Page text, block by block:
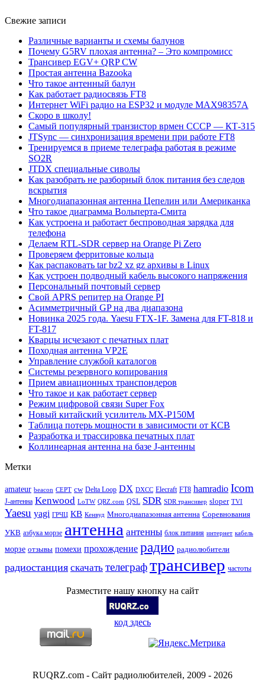
Свежие записи
Различные варианты и схемы балунов
Почему G5RV плохая антенна? – Это компромисс
Трансивер EGV+ QRP CW
Простая антенна Bazooka
Что такое антенный балун
Как работает радиосвязь FT8
Интернет WiFi радио на ESP32 и модуле MAX98357A
Скоро в школу!
Самый популярный транзистор врмен СССР — КТ-315
JTSync — синхронизация времени при работе FT8
Тренируемся в приеме телеграфа работая в режиме
SO2R
JTDX специальные сиволы
Как разобрать не разборный блок питания без следов
вскрытия
Многодиапазонная антенна Цепелин или Американка
Что такое диаграмма Вольперта-Смита
Как устроена и работает беспроводная зарядка для
телефона
Делаем RTL-SDR сервер на Orange Pi Zero
Проверяем ферритовые кольца
Как распаковать tar bz2 xz gz архивы в Linux
Как устроен подводный кабель высокого напряжения
Персональный почтовый сервер
Свой APRS репитер на Orange PI
Асимметричный GP на два диапазона
Новинка 2025 года. Yaesu FTX-1F. Замена для FT-818 и
FT-817
Кварцы исчезают с печатных плат
Походная антенна VP2E
Управление службой каталогов
Системы резервного копирования
Прием авиационных транспондеров
Что такое и как работает сервер
Режим цифровой связи Super Fox
Новый китайский усилитель MX-P150M
Таблица потерь мощности в зависимости от КСВ
Разработка и трассировка печатных плат
Коллинеарная антенна на базе J-антенны
Метки
amateur beacon CEPT cw Delta Loop DX DXCC Elecraft FT8 hamradio Icom
J-антенна Kenwood LoTW QRZ.com QSL SDR SDR трансивер sloper TVI
Yaesu yagi ГРЧЦ КВ Кенвуд Многодиапазонная антенна Соревнования
УКВ азбука морзе антенна антенны блок питания интернет кабель
морзе отзывы помехи прохождение радио радиолюбители
радиостанция скачать телеграфтрансивер частоты
Разместите нашу кнопку на сайт
код здесь
RUQRZ.com - Сайт радиолюбителей, 2009 - 2026